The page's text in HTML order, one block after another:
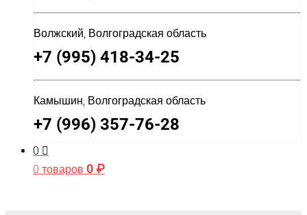
Волжский, Волгоградская область
+7 (995) 418-34-25
Камышин, Волгоградская область
+7 (996) 357-76-28
0
0 товаров 0 ₽